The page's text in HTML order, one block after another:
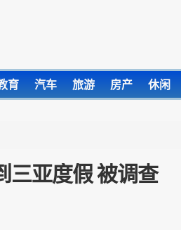
育 汽车 旅游 房产 休闲
三亚度假 被调查